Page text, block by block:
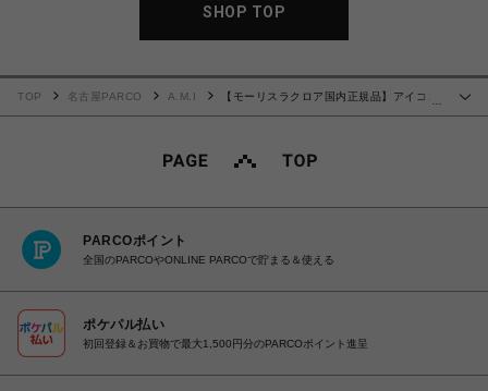
SHOP TOP
…
TOP 名古屋PARCO A.M.I
【モーリスラクロア国内正規品】アイコン
PARCOポイント
全国のPARCOやONLINE PARCOで貯まる＆使える
ポケパル払い
初回登録＆お買物で最大1,500円分のPARCOポイント進呈